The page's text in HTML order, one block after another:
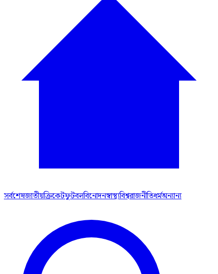
সর্বশেষজাতীয়ক্রিকেটফুটবলবিনোদনস্বাস্থ্যবিশ্বরাজনীতিধর্মঅন্যান্য